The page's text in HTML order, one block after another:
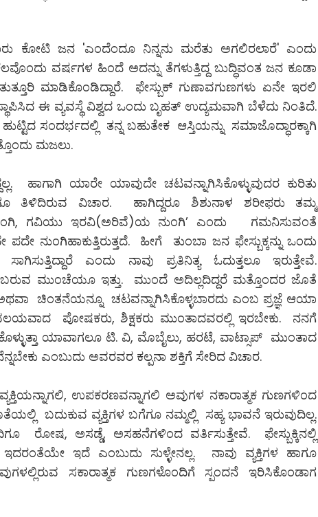
ಕೋಟಿ ಜನ 'ಎಂದೆಂದೂ ನಿನ್ನನು ಮರೆತು ಅಗಲಿರಲಾರೆ' ಎಂದು
ವರ್ಷಗಳ ಹಿಂದೆ ಅದನ್ನು ತೆಗಳುತ್ತಿದ್ದ ಬುದ್ಧಿವಂತ ಜನ ಕೂಡಾ
ಮಾಡಿಕೊಂಡಿದ್ದಾರೆ. ಫೇಸ್ಬುಕ್ ಗುಣಾವಗುಣಗಳು ಏನೇ ಇರಲಿ
ಈ ವ್ಯವಸ್ಥೆ ವಿಶ್ವದ ಒಂದು ಬೃಹತ್ ಉದ್ಯಮವಾಗಿ ಬೆಳೆದು ನಿಂತಿದೆ.
ಸಂದರ್ಭದಲ್ಲಿ ತನ್ನ ಬಹುತೇಕ ಆಸ್ತಿಯನ್ನು ಸಮಾಜೊದ್ಧಾರಕ್ಕಾಗಿ
ಮಜಲು.
ಹಾಗಾಗಿ ಯಾರೇ ಯಾವುದೇ ಚಟವನ್ನಾಗಿಸಿಕೊಳ್ಳುವುದರ ಕುರಿತು
ತಿಳಿದಿರುವ ವಿಚಾರ. ಹಾಗಿದ್ದರೂ ಶಿಶುನಾಳ ಶರೀಫರು ತಮ್ಮ
ಗವಿಯು ಇರವಿ(ಅರಿವೆ)ಯ ನುಂಗಿ’ ಎಂದು ಗಮನಿಸುವಂತೆ
ನುಂಗಿಹಾಕುತ್ತಿರುತ್ತದೆ. ಹೀಗೆ ತುಂಬಾ ಜನ ಫೇಸ್ಬುಕ್ಕನ್ನು ಒಂದು
ಎಂದು ನಾವು ಪ್ರತಿನಿತ್ಯ ಓದುತ್ತಲೂ ಇರುತ್ತೇವೆ.
ಮುಂಚೆಯೂ ಇತ್ತು. ಮುಂದೆ ಅದಿಲ್ಲದಿದ್ದರೆ ಮತ್ತೊಂದರ ಜೊತೆ
ಚಿಂತನೆಯನ್ನೂ ಚಟವನ್ನಾಗಿಸಿಕೊಳ್ಳಬಾರದು ಎಂಬ ಪ್ರಜ್ಞೆ ಆಯಾ
ಪೋಷಕರು, ಶಿಕ್ಷಕರು ಮುಂತಾದವರಲ್ಲಿ ಇರಬೇಕು. ನನಗೆ
ಯಾವಾಗಲೂ ಟಿ. ವಿ, ಮೊಬೈಲು, ಹರಟೆ, ವಾಟ್ಸಾಪ್ ಮುಂತಾದ
ಎಂಬುದು ಅವರವರ ಕಲ್ಪನಾ ಶಕ್ತಿಗೆ ಸೇರಿದ ವಿಚಾರ.
ಉಪಕರಣವನ್ನಾಗಲಿ ಅವುಗಳ ನಕಾರಾತ್ಮಕ ಗುಣಗಳಿಂದ
ಬದುಕುವ ವ್ಯಕ್ತಿಗಳ ಬಗೆಗೂ ನಮ್ಮಲ್ಲಿ ಸಹ್ಯ ಭಾವನೆ ಇರುವುದಿಲ್ಲ.
ರೋಷ, ಅಸಡ್ಡೆ, ಅಸಹನೆಗಳಿಂದ ವರ್ತಿಸುತ್ತೇವೆ. ಫೇಸ್ಬುಕ್ಕಿನಲ್ಲಿ
ಇದೆ ಎಂಬುದು ಸುಳ್ಳೇನಲ್ಲ. ನಾವು ವ್ಯಕ್ತಿಗಳ ಹಾಗೂ
ಸಕಾರಾತ್ಮಕ ಗುಣಗಳೊಂದಿಗೆ ಸ್ಪಂದನೆ ಇರಿಸಿಕೊಂಡಾಗ